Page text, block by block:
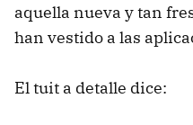
aquella nueva y tan
han vestido a las
El tuit a detalle dice: